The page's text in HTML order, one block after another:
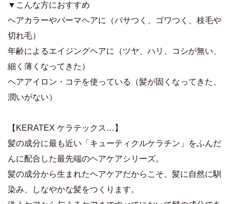
▼こんな方におすすめ
ヘアカラーやパーマヘアに（パサつく、ゴワつく、枝毛や
切れ毛）
年齢によるエイジングヘアに（ツヤ、ハリ、コシが無い、
細く薄くなってきた）
ヘアアイロン・コテを使っている（髪が固くなってきた、
潤いがない）
【KERATEX ケラテックス…】
髪の成分に最も近い「キューティクルケラチン」をふんだ
んに配合した最先端のヘアケアシリーズ。
髪の成分から生まれたヘアケアだからこそ、髪に自然に馴
染み、しなやかな髪をつくります。